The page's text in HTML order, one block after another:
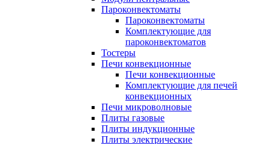
Пароконвектоматы
Пароконвектоматы
Комплектующие для
пароконвектоматов
Тостеры
Печи конвекционные
Печи конвекционные
Комплектующие для печей
конвекционных
Печи микроволновые
Плиты газовые
Плиты индукционные
Плиты электрические